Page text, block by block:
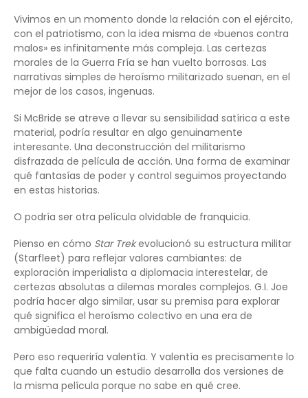
Vivimos en un momento donde la relación con el ejército,
con el patriotismo, con la idea misma de «buenos contra
malos» es infinitamente más compleja. Las certezas
morales de la Guerra Fría se han vuelto borrosas. Las
narrativas simples de heroísmo militarizado suenan, en el
mejor de los casos, ingenuas.
Si McBride se atreve a llevar su sensibilidad satírica a este
material, podría resultar en algo genuinamente
interesante. Una deconstrucción del militarismo
disfrazada de película de acción. Una forma de examinar
qué fantasías de poder y control seguimos proyectando
en estas historias.
O podría ser otra película olvidable de franquicia.
Pienso en cómo Star Trekevolucionó su estructura militar
(Starfleet) para reflejar valores cambiantes: de
exploración imperialista a diplomacia interestelar, de
certezas absolutas a dilemas morales complejos. G.I. Joe
podría hacer algo similar, usar su premisa para explorar
qué significa el heroísmo colectivo en una era de
ambigüedad moral.
Pero eso requeriría valentía. Y valentía es precisamente lo
que falta cuando un estudio desarrolla dos versiones de
la misma película porque no sabe en qué cree.